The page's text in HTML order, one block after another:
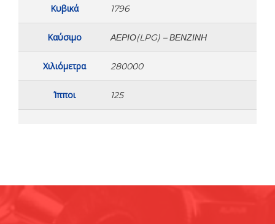
Κυβικά 1796
Καύσιμο ΑΈΡΙΟ(LPG) – ΒΕΝΖΊΝΗ
Χιλιόμετρα 280000
Ίπποι 125